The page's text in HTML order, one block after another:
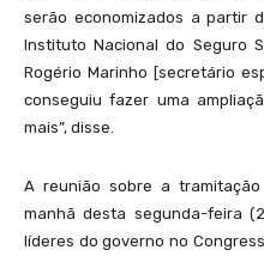
serão economizados a partir
Instituto Nacional do Seguro
Rogério Marinho [secretário
conseguiu fazer uma
mais”, disse.
A reunião sobre a
manhã desta segunda-feira
líderes do governo no